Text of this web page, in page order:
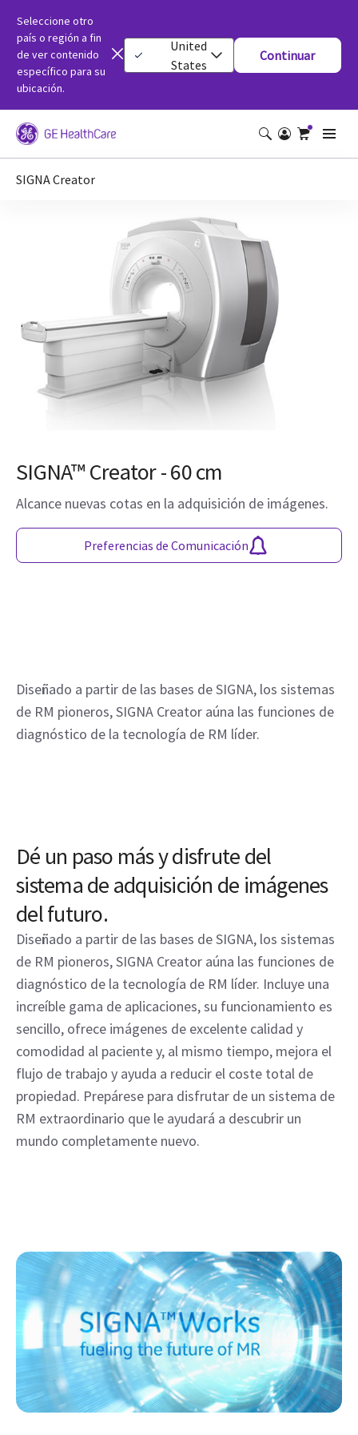
Seleccione otro
país o región a fin
de ver contenido
específico para su
ubicación.
United
States
Continuar
SIGNA Creator
SIGNA™ Creator - 60 cm
Alcance nuevas cotas en la adquisición de imágenes.
Preferencias de Comunicación
Diseñado a partir de las bases de SIGNA, los sistemas
de RM pioneros, SIGNA Creator aúna las funciones de
diagnóstico de la tecnología de RM líder.
Dé un paso más y disfrute del
sistema de adquisición de imágenes
del futuro.
Diseñado a partir de las bases de SIGNA, los sistemas
de RM pioneros, SIGNA Creator aúna las funciones de
diagnóstico de la tecnología de RM líder. Incluye una
increíble gama de aplicaciones, su funcionamiento es
sencillo, ofrece imágenes de excelente calidad y
comodidad al paciente y, al mismo tiempo, mejora el
flujo de trabajo y ayuda a reducir el coste total de
propiedad. Prepárese para disfrutar de un sistema de
RM extraordinario que le ayudará a descubrir un
mundo completamente nuevo.